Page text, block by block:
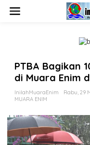
PTBA Bagikan
di Muara Enim
InilahMuaraEnim
Rabu, 29
MUARA ENIM